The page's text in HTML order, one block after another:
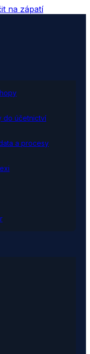
na zápatí
do účetnictví
a procesy